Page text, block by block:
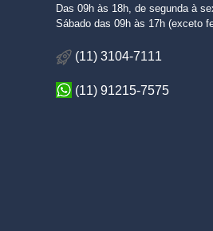
Das 09h às 18h, de segunda à
Sábado das 09h às 17h (exceto
(11) 3104-7111
(11) 91215-7575